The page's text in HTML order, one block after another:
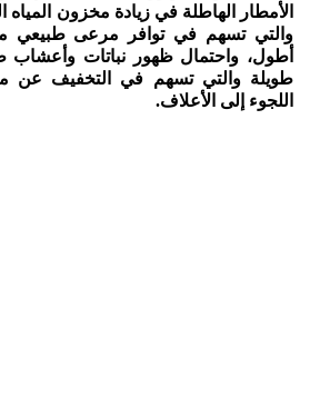
الأمطار الهاطلة في زيادة مخزون المياه
والتي تسهم في توافر مرعى طبيعي
أطول، واحتمال ظهور نباتات وأعشاب
طويلة والتي تسهم في التخفيف عن
اللجوء إلى الأعلاف.